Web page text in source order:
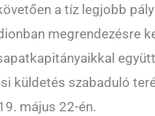
a tíz legjobb
megrendezésre
küldetés szabaduló
május 22-én.